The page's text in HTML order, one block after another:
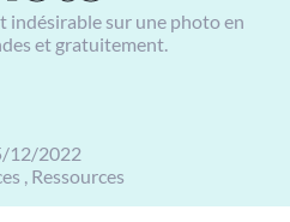
indésirable sur une photo en
et gratuitement.
12/2022
, Ressources